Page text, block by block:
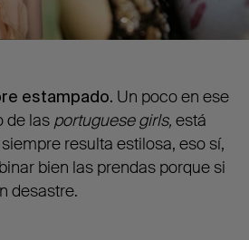
estampado. Un poco en ese
de las portuguese girls, está
resulta estilosa, eso sí,
bien las prendas porque si
desastre.